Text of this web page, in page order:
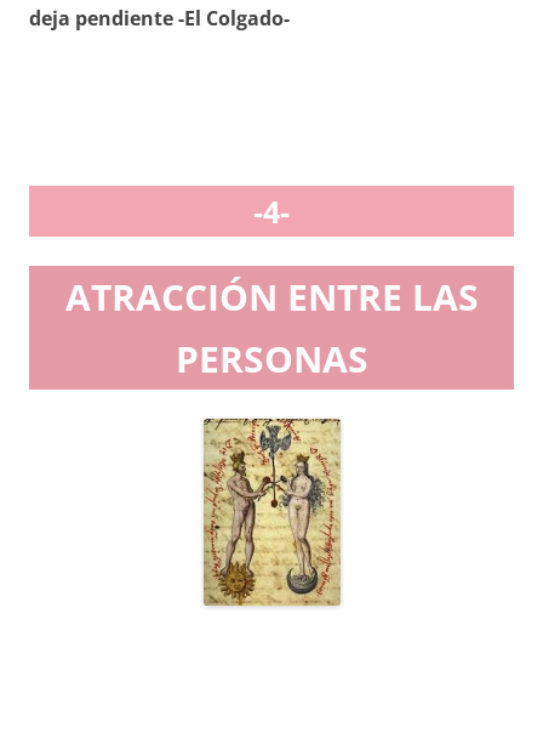
deja pendiente -El Colgado-
-4-
ATRACCIÓN ENTRE LAS
PERSONAS